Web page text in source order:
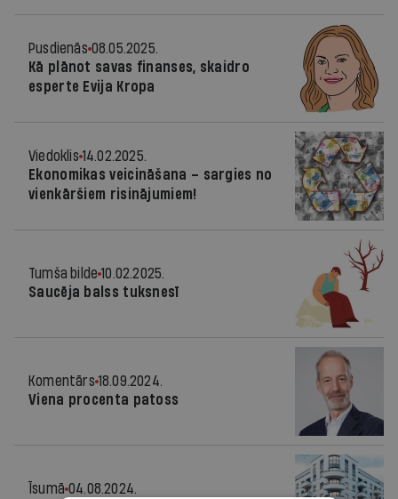
Pusdienās 08.05.2025.
Kā plānot savas finanses, skaidro
esperte Evija Kropa
Viedoklis 14.02.2025.
Ekonomikas veicināšana – sargies no
vienkāršiem risinājumiem!
Tumša bilde 10.02.2025.
Saucēja balss tuksnesī
Komentārs 18.09.2024.
Viena procenta patoss
Īsumā 04.08.2024.